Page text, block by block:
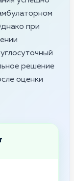
при
решение
оценки